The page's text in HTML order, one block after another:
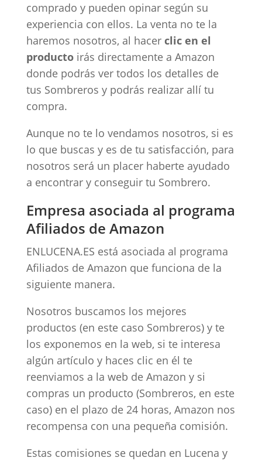
comprado y pueden opinar según su
experiencia con ellos. La venta no te la
haremos nosotros, al hacer clic en el
productoirás directamente a Amazon
donde podrás ver todos los detalles de
tus Sombreros y podrás realizar allí tu
compra.
Aunque no te lo vendamos nosotros, si es
lo que buscas y es de tu satisfacción, para
nosotros será un placer haberte ayudado
a encontrar y conseguir tu Sombrero.
Empresa asociada al programa
Afiliados de Amazon
ENLUCENA.ES está asociada al programa
Afiliados de Amazon que funciona de la
siguiente manera.
Nosotros buscamos los mejores
productos (en este caso Sombreros) y te
los exponemos en la web, si te interesa
algún artículo y haces clic en él te
reenviamos a la web de Amazon y si
compras un producto (Sombreros, en este
caso) en el plazo de 24 horas, Amazon nos
recompensa con una pequeña comisión.
Estas comisiones se quedan en Lucena y